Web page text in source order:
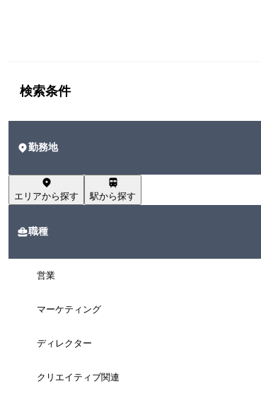
検索条件
勤務地
エリアから探す 駅から探す
職種
営業
マーケティング
ディレクター
クリエイティブ関連